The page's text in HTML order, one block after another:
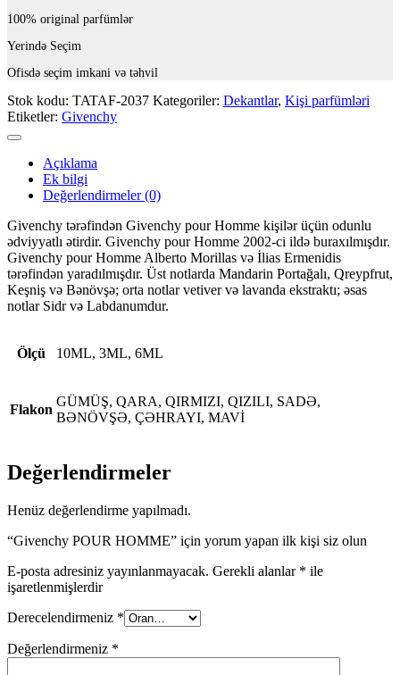
100% original parfümlər
Yerində Seçim
Ofisdə seçim imkani və təhvil
Stok kodu: TATAF-2037 Kategoriler: Dekantlar, Kişi parfümləri
Etiketler: Givenchy
Açıklama
Ek bilgi
Değerlendirmeler (0)
Givenchy tərəfindən Givenchy pour Homme kişilər üçün odunlu
ədviyyatlı ətirdir. Givenchy pour Homme 2002-ci ildə buraxılmışdır.
Givenchy pour Homme Alberto Morillas və İlias Ermenidis
tərəfindən yaradılmışdır. Üst notlarda Mandarin Portağalı, Qreypfrut,
Keşniş və Bənövşə; orta notlar vetiver və lavanda ekstraktı; əsas
notlar Sidr və Labdanumdur.
Ölçü 10ML, 3ML, 6ML
Flakon
GÜMÜŞ, QARA, QIRMIZI, QIZILI, SADƏ,
BƏNÖVŞƏ, ÇƏHRAYI, MAVİ
Değerlendirmeler
Henüz değerlendirme yapılmadı.
“Givenchy POUR HOMME” için yorum yapan ilk kişi siz olun
E-posta adresiniz yayınlanmayacak. Gerekli alanlar * ile
işaretlenmişlerdir
Derecelendirmeniz *
Değerlendirmeniz *